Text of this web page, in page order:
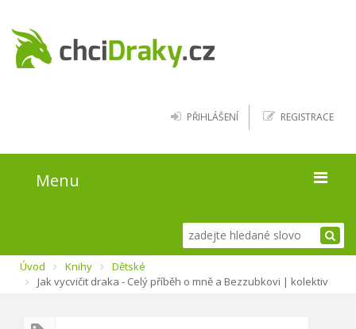
PŘIHLÁŠENÍ REGISTRACE
Menu
Kde najít draky
Úvod Knihy
Dětské
Jak vycvičit draka - Celý příběh o mně a Bezzubkovi | kolektiv